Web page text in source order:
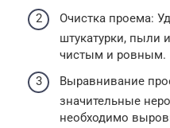
Очистка проема:
штукатурки, пыли
чистым и ровным.
Выравнивание
значительные
необходимо